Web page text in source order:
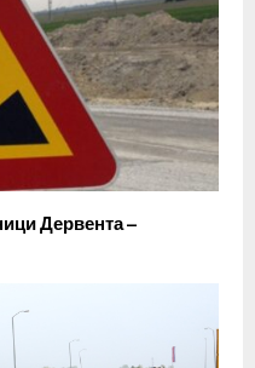
Дервента –